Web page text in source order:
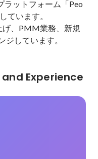
ラットフォーム「Peo
ています。
げ、PMM業務、新規
ジしています。